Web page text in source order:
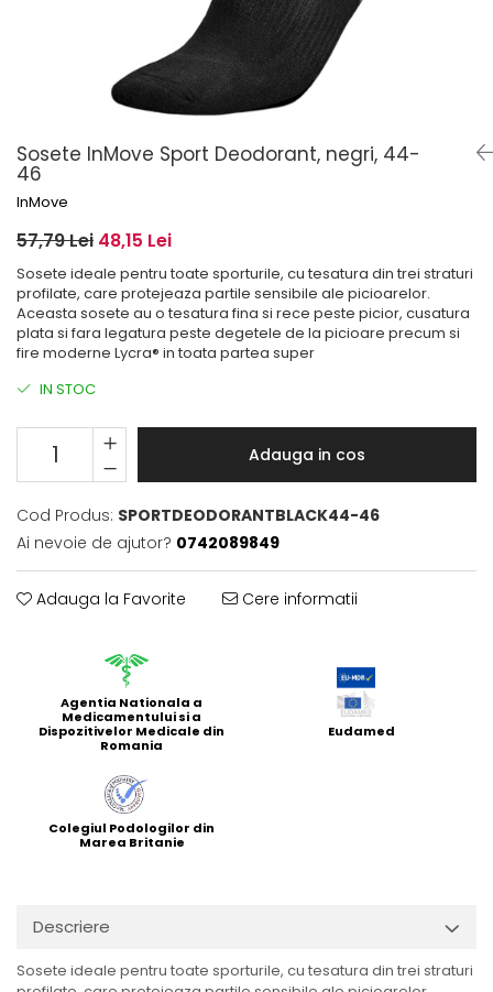
Șosete pentru picioare umflate
Sosete InMove Sport Deodorant, negri, 44-
46
InMove
57,79 Lei 48,15 Lei
Sosete ideale pentru toate sporturile, cu tesatura din trei straturi
profilate, care protejeaza partile sensibile ale picioarelor.
Aceasta sosete au o tesatura fina si rece peste picior, cusatura
plata si fara legatura peste degetele de la picioare precum si
fire moderne Lycra® in toata partea super
IN STOC
Adauga in cos
Cod Produs: SPORTDEODORANTBLACK44-46
Ai nevoie de ajutor? 0742089849
Adauga la Favorite Cere informatii
Agentia Nationala a
Medicamentului si a
Dispozitivelor Medicale din
Romania
Eudamed
Colegiul Podologilor din
Marea Britanie
Descriere
Sosete ideale pentru toate sporturile, cu tesatura din trei straturi